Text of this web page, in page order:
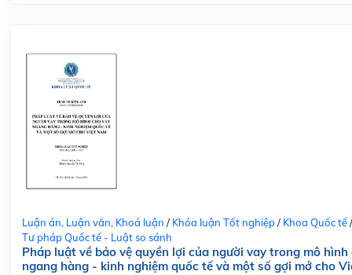
Luận án, Luận văn, Khoá luận / Khóa luận Tốt nghiệp/ Khoa Quốc tế/
Tư pháp Quốc tế - Luật so sánh
Pháp luật về bảo vệ quyền lợi của người vay trong mô hình
ngang hàng - kinh nghiệm quốc tế và một số gợi mở cho